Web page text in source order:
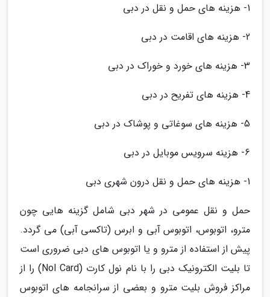
1- هزینه های حمل و نقل در دبی
2- هزینه های اقامت در دبی
3- هزینه های خورد و خوراک در دبی
4- هزینه های تفریح در دبی
5- هزینه های سوغاتی و پوشاک در دبی
6- هزینه سرویس موبایل در دبی
1- هزینه های حمل و نقل درون شهری دبی
حمل و نقل عمومی در شهر دبی شامل گزینه هایی چون
مترو، اتوبوس، اتوبوس آبی و ابرس (تاکسی آبی) می گردد.
پیش از استفاده از مترو و یا اتوبوس های دبی ضروری است
تا بلیت الکترونیک دبی را با نام نول کارت (Nol Card) را از
مراکز فروش بلیت مترو و بعضی از سرانجامه های اتوبوس